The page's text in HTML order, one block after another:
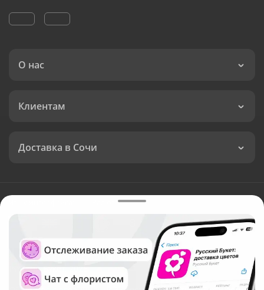
О нас
Клиентам
Доставка в Сочи
Валюта:
Служба круглосуточной доставки цветов в Сочи
Русский Букет, 2026